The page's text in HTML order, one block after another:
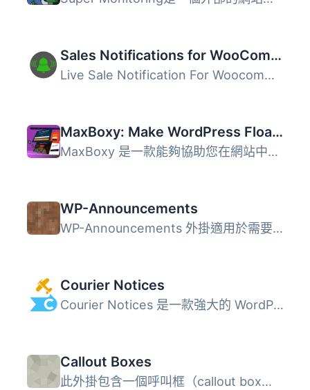
Sales Notifications for WooCommerce – Recent Sales Popup
Live Sale Notification For Woocommerce 是增加銷售量的最佳...
MaxBoxy: Make WordPress Floating Content, Popup, Alert Bar
MaxBoxy 是一款能夠協助您在網站中製作互動及轉換元素的工具...
WP-Announcements
WP-Announcements 外掛適用於需要在網站或部落格顯示全站公告...
Courier Notices
Courier Notices 是一款強大的 WordPress 外掛，讓您能夠在網...
Callout Boxes
此外掛包含一個呼叫框（callout box），裡面包含一個圖示以及...